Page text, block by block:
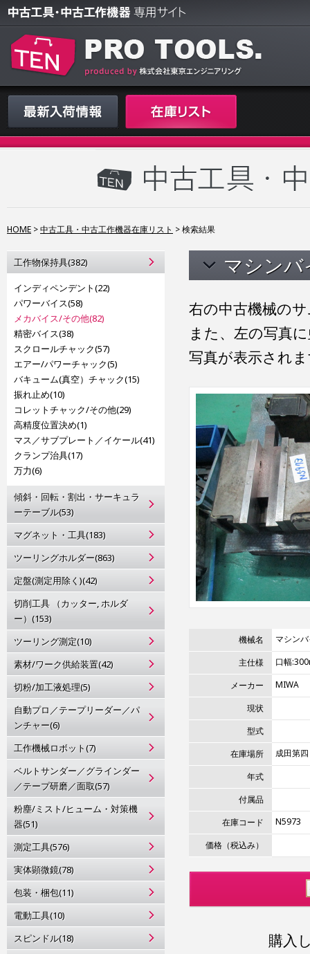
HOME >中古工具・中古工作機器在庫リスト >検索結果
工作物保持具(382)
インディペンデント(22)
パワーバイス(58)
メカバイス/その他(82)
精密バイス(38)
スクロールチャック(57)
エアー/パワーチャック(5)
バキューム(真空）チャック(15)
振れ止め(10)
コレットチャック/その他(29)
高精度位置決め(1)
マス／サブプレート／イケール(41)
クランプ治具(17)
万力(6)
傾斜・回転・割出・サーキュラ
ーテーブル(53)
マグネット・工具(183)
ツーリングホルダー(863)
定盤(測定用除く)(42)
切削工具 （カッター, ホルダ
ー）(153)
ツーリング測定(10)
素材/ワーク供給装置(42)
切粉/加工液処理(5)
自動プロ／テープリーダー／パ
ンチャー(6)
工作機械ロボット(7)
ベルトサンダー／グラインダー
／テープ研磨／面取(57)
粉塵/ミスト/ヒューム・対策機
器(51)
測定工具(576)
実体顕微鏡(78)
包装・梱包(11)
電動工具(10)
スピンドル(18)
マシンバ
右の中古機械の
また、左の写真
写真が表示され
機械名
マシン
主仕様
口幅
メーカー
MIWA
現状
型式
在庫場所
成田第四
年式
付属品
在庫コード
N5973
価格（税込み）
購入